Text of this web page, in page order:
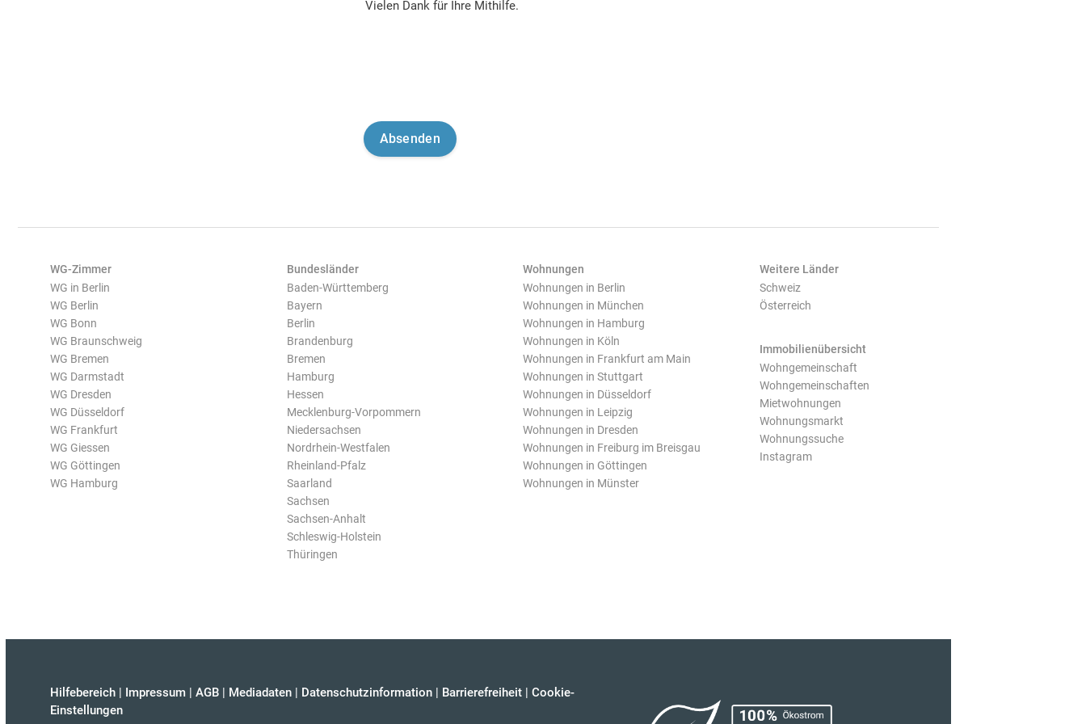
Vielen Dank für Ihre Mithilfe.
WG-Zimmer
WG in Berlin
WG Berlin
WG Bonn
WG Braunschweig
WG Bremen
WG Darmstadt
WG Dresden
WG Düsseldorf
WG Frankfurt
WG Giessen
WG Göttingen
WG Hamburg
Bundesländer
Baden-Württemberg
Bayern
Berlin
Brandenburg
Bremen
Hamburg
Hessen
Mecklenburg-Vorpommern
Niedersachsen
Nordrhein-Westfalen
Rheinland-Pfalz
Saarland
Sachsen
Sachsen-Anhalt
Schleswig-Holstein
Thüringen
Wohnungen
Wohnungen in Berlin
Wohnungen in München
Wohnungen in Hamburg
Wohnungen in Köln
Wohnungen in Frankfurt am Main
Wohnungen in Stuttgart
Wohnungen in Düsseldorf
Wohnungen in Leipzig
Wohnungen in Dresden
Wohnungen in Freiburg im Breisgau
Wohnungen in Göttingen
Wohnungen in Münster
Weitere Länder
Schweiz
Österreich
Immobilienübersicht
Wohngemeinschaft
Wohngemeinschaften
Mietwohnungen
Wohnungsmarkt
Wohnungssuche
Instagram
Hilfebereich | Impressum | AGB | Mediadaten | Datenschutzinformation | Barrierefreiheit | Cookie-
Einstellungen